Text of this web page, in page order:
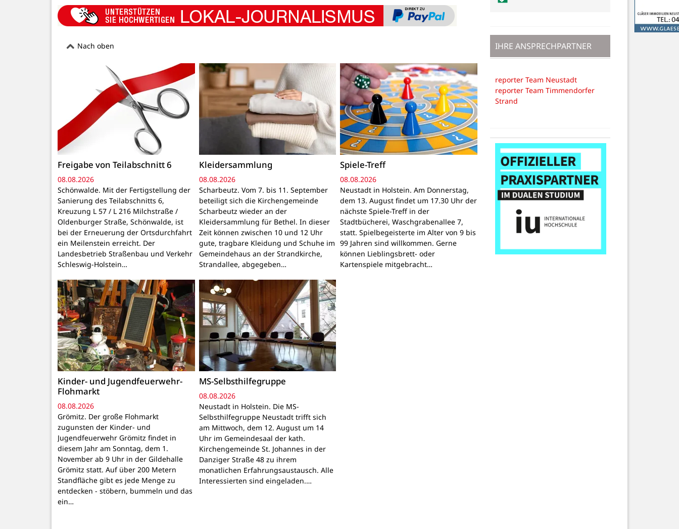
Nach oben
Freigabe von Teilabschnitt 6
08.08.2026
Schönwalde. Mit der Fertigstellung der
Sanierung des Teilabschnitts 6,
Kreuzung L 57 / L 216 Milchstraße /
Oldenburger Straße, Schönwalde, ist
bei der Erneuerung der Ortsdurchfahrt
ein Meilenstein erreicht. Der
Landesbetrieb Straßenbau und Verkehr
Schleswig-Holstein…
Kleidersammlung
08.08.2026
Scharbeutz. Vom 7. bis 11. September
beteiligt sich die Kirchengemeinde
Scharbeutz wieder an der
Kleidersammlung für Bethel. In dieser
Zeit können zwischen 10 und 12 Uhr
gute, tragbare Kleidung und Schuhe im
Gemeindehaus an der Strandkirche,
Strandallee, abgegeben…
Spiele-Treff
08.08.2026
Neustadt in Holstein. Am Donnerstag,
dem 13. August findet um 17.30 Uhr der
nächste Spiele-Treff in der
Stadtbücherei, Waschgrabenallee 7,
statt. Spielbegeisterte im Alter von 9 bis
99 Jahren sind willkommen. Gerne
können Lieblingsbrett- oder
Kartenspiele mitgebracht…
Kinder- und Jugendfeuerwehr-
Flohmarkt
08.08.2026
Grömitz. Der große Flohmarkt
zugunsten der Kinder- und
Jugendfeuerwehr Grömitz findet in
diesem Jahr am Sonntag, dem 1.
November ab 9 Uhr in der Gildehalle
Grömitz statt. Auf über 200 Metern
Standfläche gibt es jede Menge zu
entdecken - stöbern, bummeln und das
ein…
MS-Selbsthilfegruppe
08.08.2026
Neustadt in Holstein. Die MS-
Selbsthilfegruppe Neustadt trifft sich
am Mittwoch, dem 12. August um 14
Uhr im Gemeindesaal der kath.
Kirchengemeinde St. Johannes in der
Danziger Straße 48 zu ihrem
monatlichen Erfahrungsaustausch. Alle
Interessierten sind eingeladen.…
IHRE ANSPRECHPARTNER
reporter Team Neustadt
reporter Team Timmendorfer
Strand